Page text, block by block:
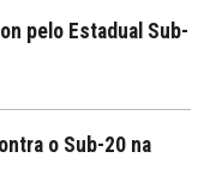
pelo Estadual Sub-
o Sub-20 na